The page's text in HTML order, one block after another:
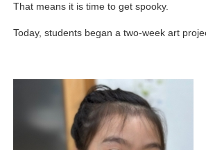
That means it is time to get spooky.
Today, students began a two-week art